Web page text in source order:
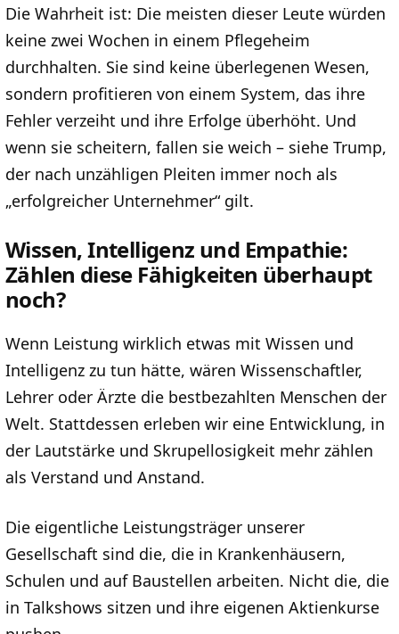
Die Wahrheit ist: Die meisten dieser Leute würden
keine zwei Wochen in einem Pflegeheim
durchhalten. Sie sind keine überlegenen Wesen,
sondern profitieren von einem System, das ihre
Fehler verzeiht und ihre Erfolge überhöht. Und
wenn sie scheitern, fallen sie weich – siehe Trump,
der nach unzähligen Pleiten immer noch als
„erfolgreicher Unternehmer“ gilt.
Wissen, Intelligenz und Empathie:
Zählen diese Fähigkeiten überhaupt
noch?
Wenn Leistung wirklich etwas mit Wissen und
Intelligenz zu tun hätte, wären Wissenschaftler,
Lehrer oder Ärzte die bestbezahlten Menschen der
Welt. Stattdessen erleben wir eine Entwicklung, in
der Lautstärke und Skrupellosigkeit mehr zählen
als Verstand und Anstand.
Die eigentliche Leistungsträger unserer
Gesellschaft sind die, die in Krankenhäusern,
Schulen und auf Baustellen arbeiten. Nicht die, die
in Talkshows sitzen und ihre eigenen Aktienkurse